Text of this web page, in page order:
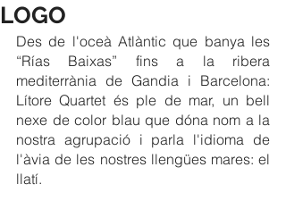
LOGO
Des de l'oceà Atlàntic que banya les
“Rías Baixas” fins a la ribera
mediterrània de Gandia i Barcelona:
Lítore Quartet és ple de mar, un bell
nexe de color blau que dóna nom a la
nostra agrupació i parla l'idioma de
l'àvia de les nostres llengües mares: el
llatí.